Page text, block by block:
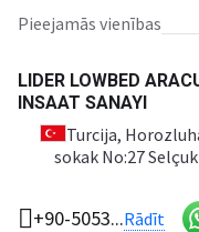
pieejamās vienības
LIDER LOWBED
INSAAT SANAYI
Turcija,
sokak No:27
+90-5053...Rādīt